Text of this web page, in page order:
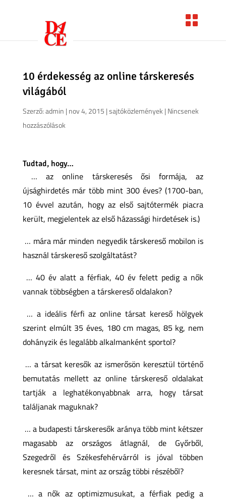
10 érdekesség az online társkeresés
világából
Szerző:admin | nov 4, 2015 |sajtóközlemények | Nincsenek
hozzászólások
Tudtad, hogy…
… az online társkeresés ősi formája, az
újsághirdetés már több mint 300 éves? (1700-ban,
10 évvel azután, hogy az első sajtótermék piacra
került, megjelentek az első házassági hirdetések is.)
… mára már minden negyedik társkereső mobilon is
használ társkereső szolgáltatást?
… 40 év alatt a férfiak, 40 év felett pedig a nők
vannak többségben a társkereső oldalakon?
… a ideális férfi az online társat kereső hölgyek
szerint elmúlt 35 éves, 180 cm magas, 85 kg, nem
dohányzik és legalább alkalmanként sportol?
… a társat keresők az ismerősön keresztül történő
bemutatás mellett az online társkereső oldalakat
tartják a leghatékonyabbnak arra, hogy társat
találjanak maguknak?
… a budapesti társkeresők aránya több mint kétszer
magasabb az országos átlagnál, de Győrből,
Szegedről és Székesfehérvárról is jóval többen
keresnek társat, mint az ország többi részéből?
… a nők az optimizmusukat, a férfiak pedig a